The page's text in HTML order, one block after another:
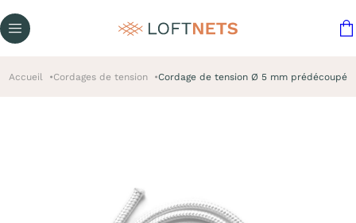
Accueil Cordages de tension Cordage de tension Ø 5 mm prédécoupé